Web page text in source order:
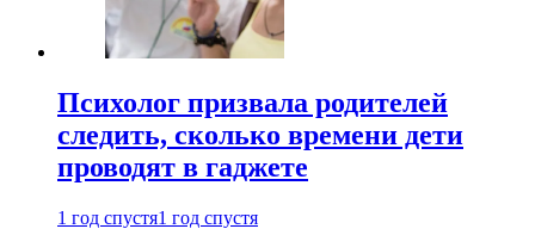
Психолог призвала родителей
следить, сколько времени дети
проводят в гаджете
1 год спустя1 год спустя